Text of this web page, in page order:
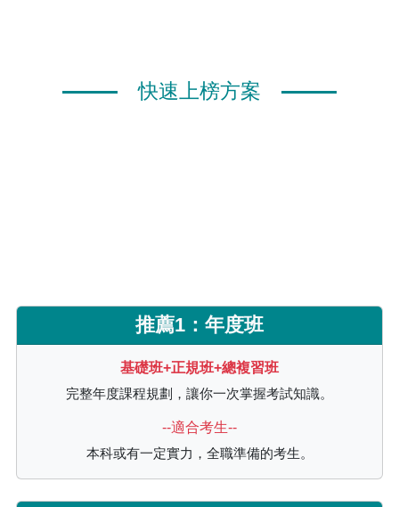
快速上榜方案
推薦1：年度班
基礎班+正規班+總複習班
完整年度課程規劃，讓你一次掌握考試知識。
--適合考生--
本科或有一定實力，全職準備的考生。